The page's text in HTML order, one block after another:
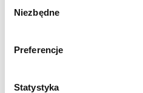
zgody
Niezbędne
Preferencje
Statystyka